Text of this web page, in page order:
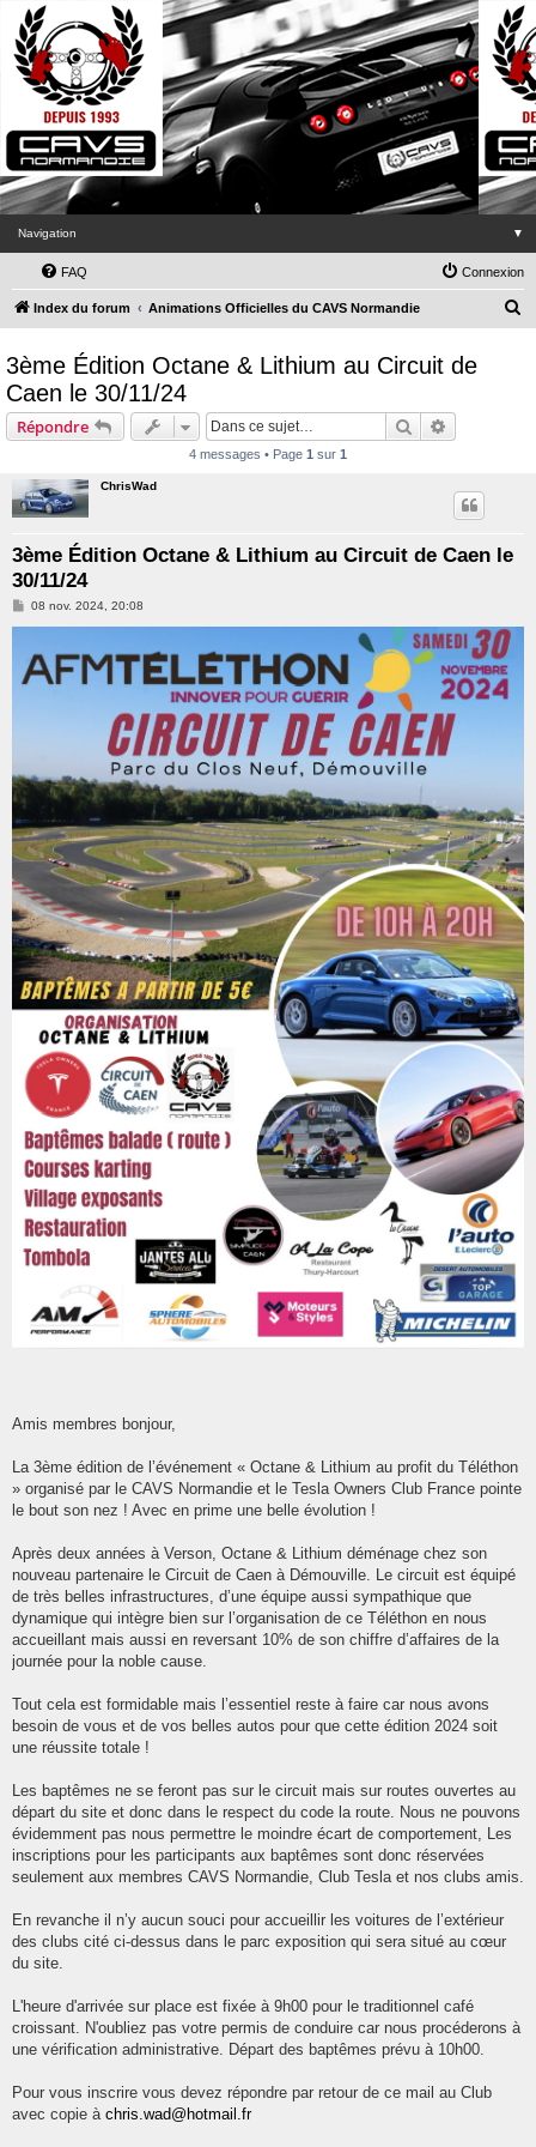
Navigation ▼
FAQ Connexion
Index du forum Animations Officielles du CAVS Normandie
3ème Édition Octane & Lithium au Circuit de
Caen le 30/11/24
Répondre Rechercher
4 messages • Page 1 sur 1
ChrisWad
3ème Édition Octane & Lithium au Circuit de Caen le
30/11/24
M
a
g
08 nov. 2024, 20:08
Amis membres bonjour,
La 3ème édition de l’événement « Octane & Lithium au profit du Téléthon
» organisé par le CAVS Normandie et le Tesla Owners Club France pointe
le bout son nez ! Avec en prime une belle évolution !
Après deux années à Verson, Octane & Lithium déménage chez son
nouveau partenaire le Circuit de Caen à Démouville. Le circuit est équipé
de très belles infrastructures, d’une équipe aussi sympathique que
dynamique qui intègre bien sur l’organisation de ce Téléthon en nous
accueillant mais aussi en reversant 10% de son chiffre d’affaires de la
journée pour la noble cause.
Tout cela est formidable mais l’essentiel reste à faire car nous avons
besoin de vous et de vos belles autos pour que cette édition 2024 soit
une réussite totale !
Les baptêmes ne se feront pas sur le circuit mais sur routes ouvertes au
départ du site et donc dans le respect du code la route. Nous ne pouvons
évidemment pas nous permettre le moindre écart de comportement, Les
inscriptions pour les participants aux baptêmes sont donc réservées
seulement aux membres CAVS Normandie, Club Tesla et nos clubs amis.
En revanche il n’y aucun souci pour accueillir les voitures de l’extérieur
des clubs cité ci-dessus dans le parc exposition qui sera situé au cœur
du site.
L'heure d'arrivée sur place est fixée à 9h00 pour le traditionnel café
croissant. N'oubliez pas votre permis de conduire car nous procéderons à
une vérification administrative. Départ des baptêmes prévu à 10h00.
Pour vous inscrire vous devez répondre par retour de ce mail au Club
avec copie à chris.wad@hotmail.fr